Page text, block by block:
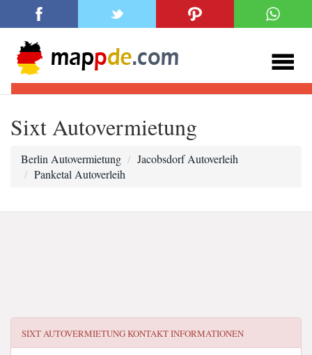
Sixt Autovermietung
Berlin Autovermietung
Jacobsdorf Autoverleih
Panketal Autoverleih
SIXT AUTOVERMIETUNGKONTAKT INFORMATIONEN